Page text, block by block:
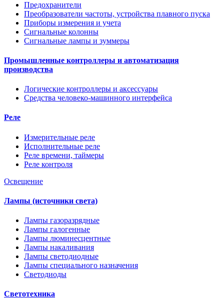
Предохранители
Преобразователи частоты, устройства плавного пуска
Приборы измерения и учета
Сигнальные колонны
Сигнальные лампы и зуммеры
Промышленные контроллеры и автоматизация
производства
Логические контроллеры и аксессуары
Средства человеко-машинного интерфейса
Реле
Измерительные реле
Исполнительные реле
Реле времени, таймеры
Реле контроля
Освещение
Лампы (источники света)
Лампы газоразрядные
Лампы галогенные
Лампы люминесцентные
Лампы накаливания
Лампы светодиодные
Лампы специального назначения
Светодиоды
Светотехника